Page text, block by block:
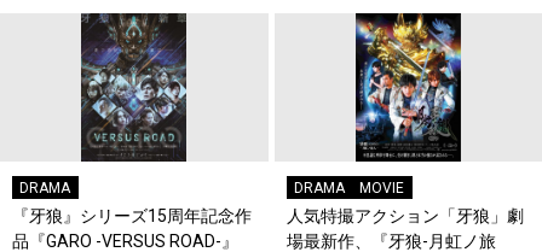
DRAMA
『牙狼 』シリーズ15周年記念作
品『GARO -VERSUS ROAD-』
DRAMA MOVIE
人気特撮アクション「牙狼 」劇
場最新作、『牙狼-月虹ノ旅